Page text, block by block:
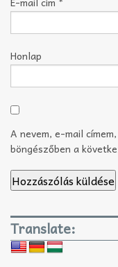
Honlap
A nevem, e-mail
böngészőben a
Translate: